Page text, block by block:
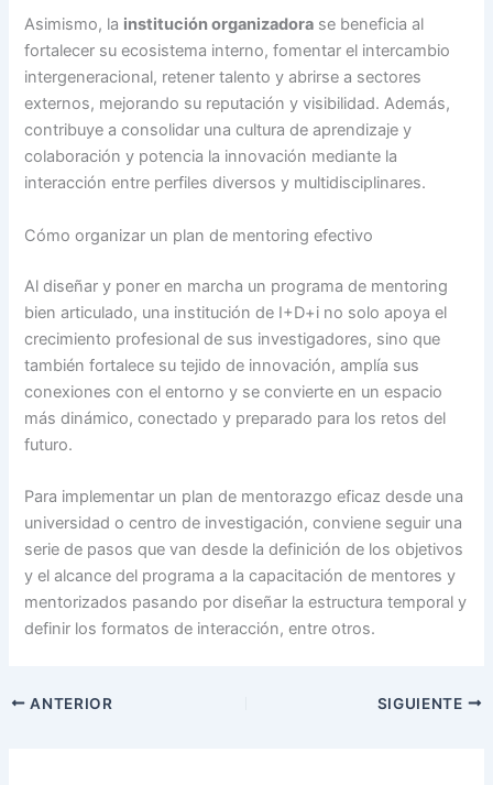
Asimismo, la institución organizadora se beneficia al
fortalecer su ecosistema interno, fomentar el intercambio
intergeneracional, retener talento y abrirse a sectores
externos, mejorando su reputación y visibilidad. Además,
contribuye a consolidar una cultura de aprendizaje y
colaboración y potencia la innovación mediante la
interacción entre perfiles diversos y multidisciplinares.
Cómo organizar un plan de mentoring efectivo
Al diseñar y poner en marcha un programa de mentoring
bien articulado, una institución de I+D+i no solo apoya el
crecimiento profesional de sus investigadores, sino que
también fortalece su tejido de innovación, amplía sus
conexiones con el entorno y se convierte en un espacio
más dinámico, conectado y preparado para los retos del
futuro.
Para implementar un plan de mentorazgo eficaz desde una
universidad o centro de investigación, conviene seguir una
serie de pasos que van desde la definición de los objetivos
y el alcance del programa a la capacitación de mentores y
mentorizados pasando por diseñar la estructura temporal y
definir los formatos de interacción, entre otros.
ANTERIOR SIGUIENTE